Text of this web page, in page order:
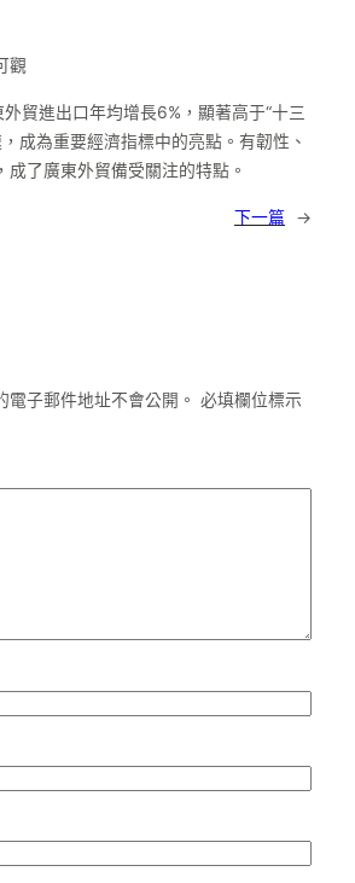
觀
外貿進出口年均增長6%，顯著高于“十三
成為重要經濟指標中的亮點。有韌性、
成了廣東外貿備受關注的特點。
下一篇 →
電子郵件地址不會公開。 必填欄位標示